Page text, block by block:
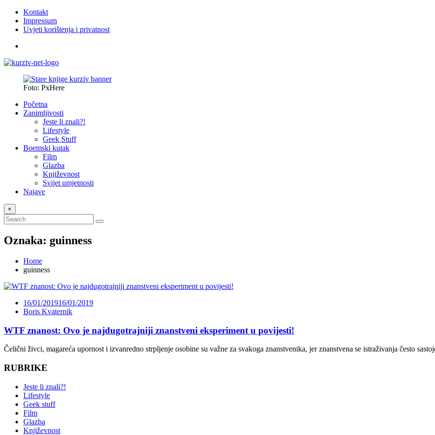
Kontakt
Impressum
Uvjeti korištenja i privatnost
Foto: PxHere
Početna
Zanimljivosti
Jeste li znali?!
Lifestyle
Geek Stuff
Boemski kutak
Film
Glazba
Književnost
Svijet umjetnosti
Najave
×
Oznaka: guinness
Home
guinness
16/01/201916/01/2019
Boris Kvaternik
WTF znanost: Ovo je najdugotrajniji znanstveni eksperiment u povijesti!
Čelični živci, magareća upornost i izvanredno strpljenje osobine su važne za svakoga znanstvenika, jer znanstvena se istraživanja često
RUBRIKE
Jeste li znali?!
Lifestyle
Geek stuff
Film
Glazba
Književnost